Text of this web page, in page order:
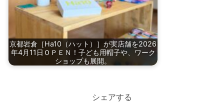
京都岩倉［Ha10（ハット）］が実店舗を2026
年4月11日ＯＰＥＮ！子ども用帽子や、ワーク
ショップも展開。
シェアする